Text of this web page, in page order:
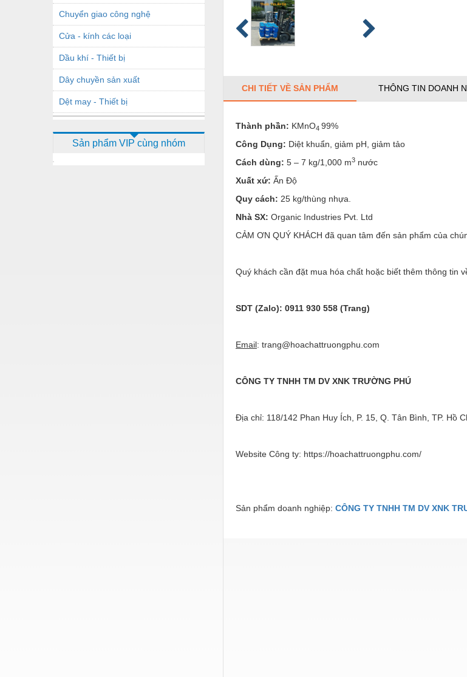
Chuyển giao công nghệ
Cửa - kính các loại
Dầu khí - Thiết bị
Dây chuyền sản xuất
Dệt may - Thiết bị
Dịch vụ - Thi công
Sản phẩm VIP cùng nhóm
CHI TIẾT VỀ SẢN PHẨM THÔNG TIN DOANH
Thành phần: KMnO4 99%
Công Dụng: Diệt khuẩn, giảm pH, giảm tảo
Cách dùng: 5 – 7 kg/1,000 m3 nước
Xuất xứ: Ấn Độ
Quy cách: 25 kg/thùng nhựa.
Nhà SX: Organic Industries Pvt. Ltd
CẢM ƠN QUÝ KHÁCH đã quan tâm đến sản phẩm của
Quý khách cần đặt mua hóa chất hoặc biết thêm thông tin
SDT (Zalo): 0911 930 558 (Trang)
Email: trang@hoachattruongphu.com
CÔNG TY TNHH TM DV XNK TRƯỜNG PHÚ
Địa chỉ: 118/142 Phan Huy Ích, P. 15, Q. Tân Bình, TP. Hồ
Website Công ty: https://hoachattruongphu.com/
Sản phẩm doanh nghiệp: CÔNG TY TNHH TM DV XNK